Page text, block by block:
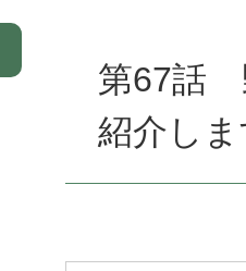
第67話
紹介しま